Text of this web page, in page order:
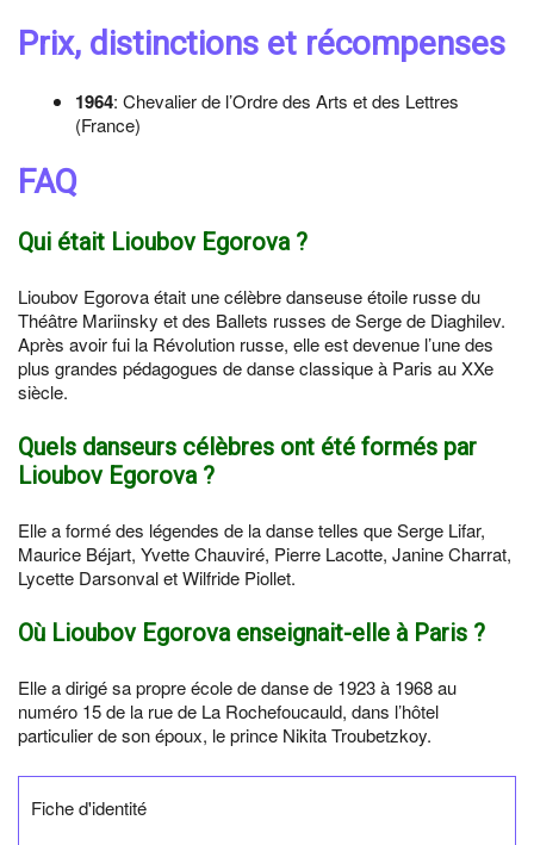
Prix, distinctions et récompenses
1964: Chevalier de l’Ordre des Arts et des Lettres
(France)
FAQ
Qui était Lioubov Egorova ?
Lioubov Egorova était une célèbre danseuse étoile russe du
Théâtre Mariinsky et des Ballets russes de Serge de Diaghilev.
Après avoir fui la Révolution russe, elle est devenue l’une des
plus grandes pédagogues de danse classique à Paris au XXe
siècle.
Quels danseurs célèbres ont été formés par
Lioubov Egorova ?
Elle a formé des légendes de la danse telles que Serge Lifar,
Maurice Béjart, Yvette Chauviré, Pierre Lacotte, Janine Charrat,
Lycette Darsonval et Wilfride Piollet.
Où Lioubov Egorova enseignait-elle à Paris ?
Elle a dirigé sa propre école de danse de 1923 à 1968 au
numéro 15 de la rue de La Rochefoucauld, dans l’hôtel
particulier de son époux, le prince Nikita Troubetzkoy.
Fiche d'identité